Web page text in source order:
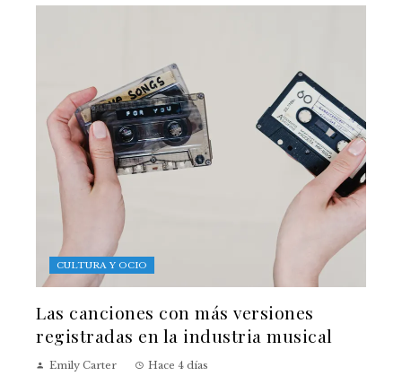
CULTURA Y OCIO
Las canciones con más versiones
registradas en la industria musical
Emily Carter Hace 4 días